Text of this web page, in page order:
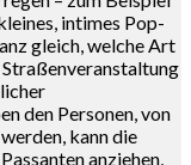
intimes Pop-
gleich, welche Art
den Personen, von
kann die
anziehen,